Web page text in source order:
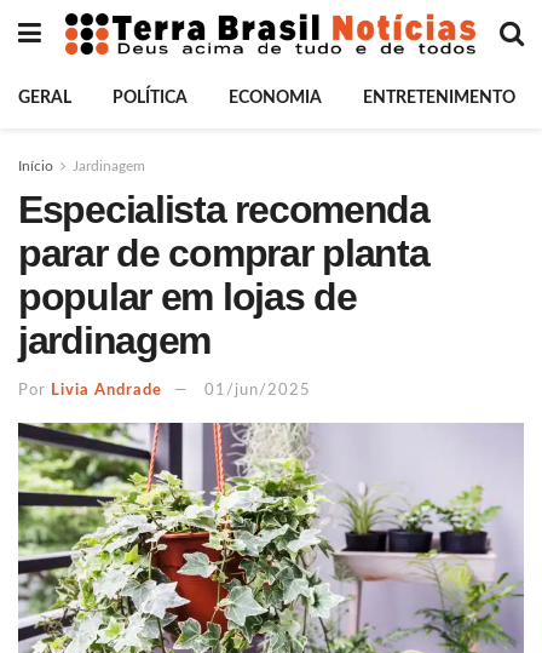
GERAL POLÍTICA ECONOMIA ENTRETENIMENTO
Início Jardinagem
Especialista recomenda
parar de comprar planta
popular em lojas de
jardinagem
Por Livia Andrade 01/jun/2025